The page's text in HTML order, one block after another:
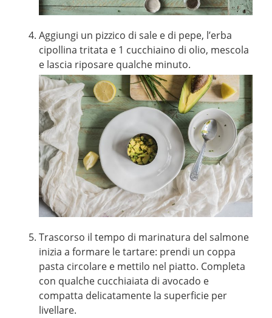
Aggiungi un pizzico di sale e di pepe, l’erba
cipollina tritata e 1 cucchiaino di olio, mescola
e lascia riposare qualche minuto.
Trascorso il tempo di marinatura del salmone
inizia a formare le tartare: prendi un coppa
pasta circolare e mettilo nel piatto. Completa
con qualche cucchiaiata di avocado e
compatta delicatamente la superficie per
livellare.